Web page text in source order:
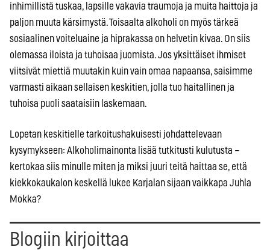
inhimillistä tuskaa, lapsille vakavia traumoja ja muita haittoja ja
paljon muuta kärsimystä. Toisaalta alkoholi on myös tärkeä
sosiaalinen voiteluaine ja hiprakassa on helvetin kivaa. On siis
olemassa iloista ja tuhoisaa juomista. Jos yksittäiset ihmiset
viitsivät miettiä muutakin kuin vain omaa napaansa, saisimme
varmasti aikaan sellaisen keskitien, jolla tuo haitallinen ja
tuhoisa puoli saataisiin laskemaan.
Lopetan keskitielle tarkoitushakuisesti johdattelevaan
kysymykseen: Alkoholimainonta lisää tutkitusti kulutusta –
kertokaa siis minulle miten ja miksi juuri teitä haittaa se, että
kiekkokaukalon keskellä lukee Karjalan sijaan vaikkapa Juhla
Mokka?
Blogiin kirjoittaa